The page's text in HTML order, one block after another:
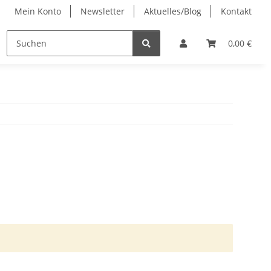
Mein Konto Newsletter Aktuelles/Blog Kontakt
0,00 €
Beratung